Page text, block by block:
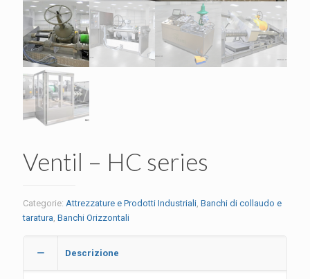
Ventil – HC series
Categorie: Attrezzature e Prodotti Industriali Banchi di collaudo e
taratura Banchi Orizzontali
Descrizione